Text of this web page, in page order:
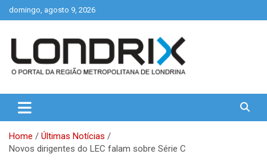
Skip
to
domingo, agosto 9, 2026
Londrix
Home
Últimas Notícias
Novos dirigentes do LEC falam sobre Série C